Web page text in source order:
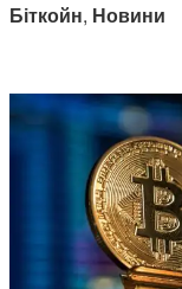
Біткойн, Новини